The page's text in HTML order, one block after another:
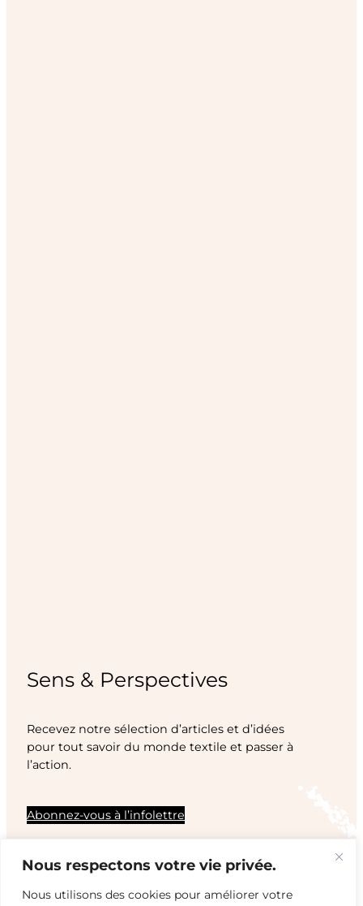
Nous respectons votre vie privée.
Nous utilisons des cookies pour améliorer votre
Sens & Perspectives
Recevez notre sélection d’articles et d’idées
pour tout savoir du monde textile et passer à
l’action.
Abonnez-vous à l’infolettre